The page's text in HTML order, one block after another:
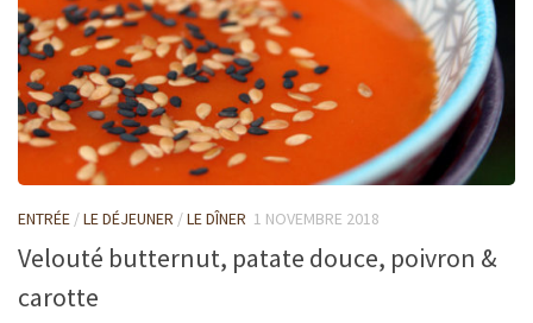
ENTRÉE /LE DÉJEUNER /LE DÎNER 1 NOVEMBRE 2018
Velouté butternut, patate douce, poivron &
carotte